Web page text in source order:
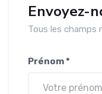
Envoyez-
Tous les champs
Prénom *